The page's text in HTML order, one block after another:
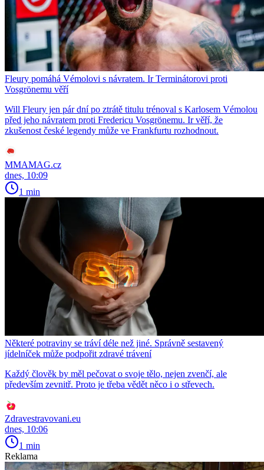
Fleury pomáhá Vémolovi s návratem. Ir Terminátorovi proti
Vosgrönemu věří
Will Fleury jen pár dní po ztrátě titulu trénoval s Karlosem Vémolou
před jeho návratem proti Fredericu Vosgrönemu. Ir věří, že
zkušenost české legendy může ve Frankfurtu rozhodnout.
MMAMAG.cz
dnes, 10:09
1 min
Některé potraviny se tráví déle než jiné. Správně sestavený
jídelníček může podpořit zdravé trávení
Každý člověk by měl pečovat o svoje tělo, nejen zvenčí, ale
především zevnitř. Proto je třeba vědět něco i o střevech.
Zdravestravovani.eu
dnes, 10:06
1 min
Reklama